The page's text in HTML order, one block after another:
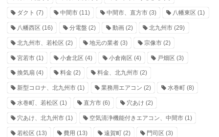
ダクト (7) 中間市(11) 中間市、直方市(3) 八幡東区 (1)
八幡西区 (16) 分電盤 (2) 動画(2) 北九州市 (29)
北九州市、若松区 (2) 地元の業者(3) 宗像市(2)
宮若市 (1) 小倉北区 (4) 小倉南区 (4) 戸畑区 (3)
換気扇 (4) 料金 (2) 料金、北九州市(2)
新型コロナ、北九州市 (1) 業務用エアコン (2) 水巻町(8)
水巻町、若松区 (1) 直方市(6) 穴あけ (2)
穴あけ、北九州市 (1) 空気清浄機能付きエアコン、中間市(1)
若松区 (13) 費用 (13) 遠賀町(2) 門司区 (3)